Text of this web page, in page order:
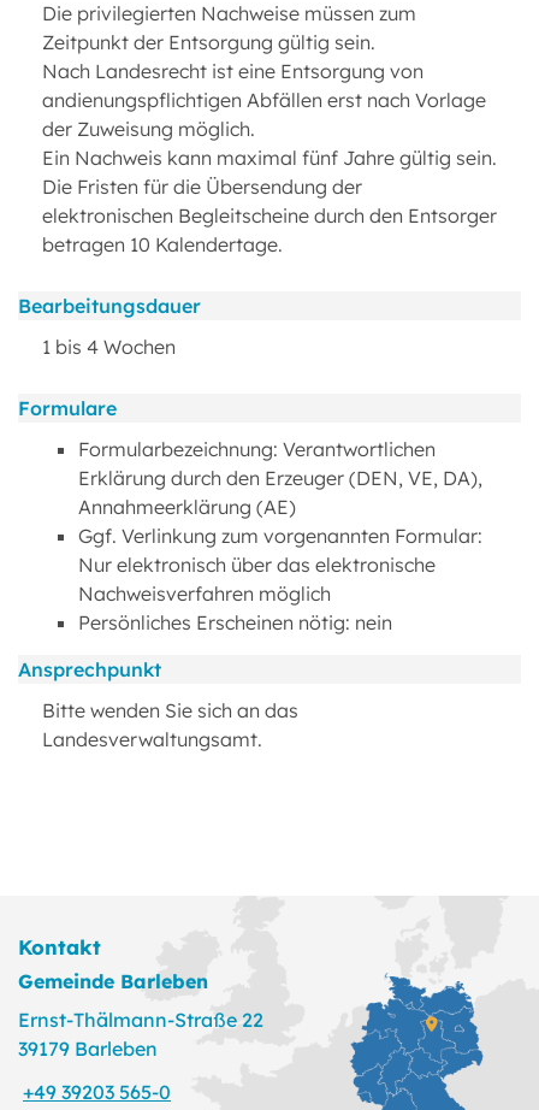
Die privilegierten Nachweise müssen zum
Zeitpunkt der Entsorgung gültig sein.
Nach Landesrecht ist eine Entsorgung von
andienungspflichtigen Abfällen erst nach Vorlage
der Zuweisung möglich.
Ein Nachweis kann maximal fünf Jahre gültig sein.
Die Fristen für die Übersendung der
elektronischen Begleitscheine durch den Entsorger
betragen 10 Kalendertage.
Bearbeitungsdauer
1 bis 4 Wochen
Formulare
Formularbezeichnung: Verantwortlichen
Erklärung durch den Erzeuger (DEN, VE, DA),
Annahmeerklärung (AE)
Ggf. Verlinkung zum vorgenannten Formular:
Nur elektronisch über das elektronische
Nachweisverfahren möglich
Persönliches Erscheinen nötig: nein
Ansprechpunkt
Bitte wenden Sie sich an das
Landesverwaltungsamt.
Kontakt
Gemeinde Barleben
Ernst-Thälmann-Straße 22
39179 Barleben
+49 39203 565-0